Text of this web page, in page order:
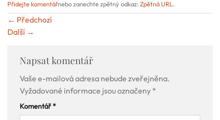
Přidejte komentářnebo zanechte zpětný odkaz:Zpětná URL.
← Předchozí
Další →
Napsat komentář
Vaše e-mailová adresa nebude zveřejněna.
Vyžadované informace jsou označeny *
Komentář*